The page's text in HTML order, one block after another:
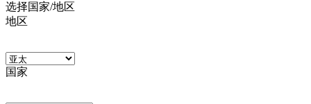
选择国家/地区
地区
国家